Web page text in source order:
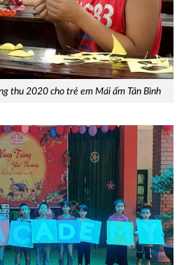
thu 2020 cho trẻ em Mái ấm Tân Bình